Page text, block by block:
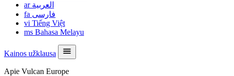
ar العربية
fa فارسی
vi Tiếng Việt
ms Bahasa Melayu
Kainos užklausa
Apie Vulcan Europe